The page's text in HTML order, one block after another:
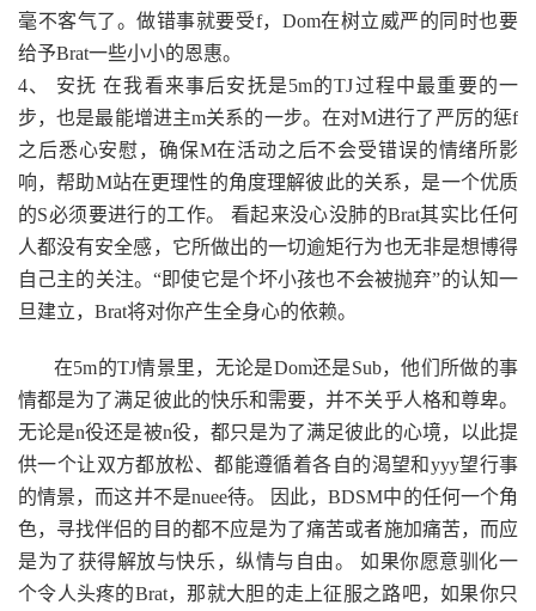
毫不客气了。做错事就要受f，Dom在树立威严的同时也要
给予Brat一些小小的恩惠。
4、 安抚 在我看来事后安抚是5m的TJ过程中最重要的一
步，也是最能增进主m关系的一步。在对M进行了严厉的惩f
之后悉心安慰，确保M在活动之后不会受错误的情绪所影
响，帮助M站在更理性的角度理解彼此的关系，是一个优质
的S必须要进行的工作。 看起来没心没肺的Brat其实比任何
人都没有安全感，它所做出的一切逾矩行为也无非是想博得
自己主的关注。“即使它是个坏小孩也不会被抛弃”的认知一
旦建立，Brat将对你产生全身心的依赖。
在5m的TJ情景里，无论是Dom还是Sub，他们所做的事
情都是为了满足彼此的快乐和需要，并不关乎人格和尊卑。
无论是n役还是被n役，都只是为了满足彼此的心境，以此提
供一个让双方都放松、都能遵循着各自的渴望和yyy望行事
的情景，而这并不是nuee待。 因此，BDSM中的任何一个角
色，寻找伴侣的目的都不应是为了痛苦或者施加痛苦，而应
是为了获得解放与快乐，纵情与自由。 如果你愿意驯化一
个令人头疼的Brat，那就大胆的走上征服之路吧，如果你只